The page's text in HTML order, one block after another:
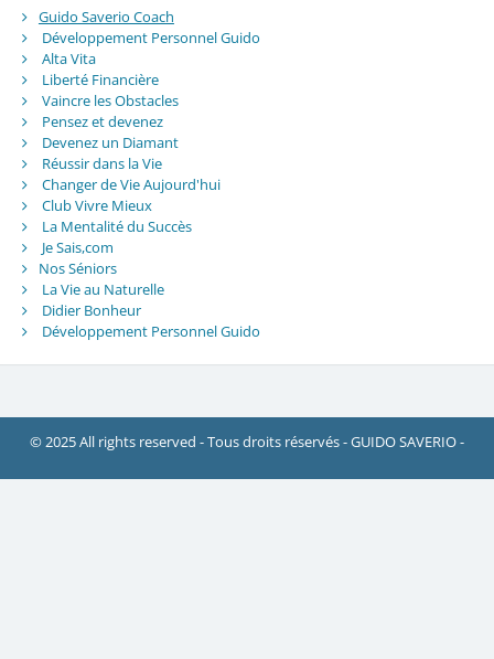
Guido Saverio Coach
Développement Personnel Guido
Alta Vita
Liberté Financière
Vaincre les Obstacles
Pensez et devenez
Devenez un Diamant
Réussir dans la Vie
Changer de Vie Aujourd'hui
Club Vivre Mieux
La Mentalité du Succès
Je Sais,com
Nos Séniors
La Vie au Naturelle
Didier Bonheur
Développement Personnel Guido
© 2025 All rights reserved - Tous droits réservés - GUIDO SAVERIO -